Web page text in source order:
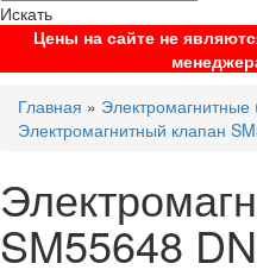
Искать
Цены на сайте не
Главная »
Электромагнитный клапан
SM55648